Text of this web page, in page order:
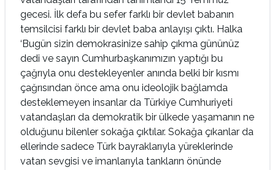
gecesi. İlk defa bu sefer farklı bir devlet babanın
temsilcisi farklı bir devlet baba anlayışı çıktı. Halka
‘Bugün sizin demokrasinize sahip çıkma gününüz
dedi ve sayın Cumhurbaşkanımızın yaptığı bu
çağrıyla onu destekleyenler anında belki bir kısmı
çağrısından önce ama onu ideolojik bağlamda
desteklemeyen insanlar da Türkiye Cumhuriyeti
vatandaşları da demokratik bir ülkede yaşamanın ne
olduğunu bilenler sokağa çıktılar. Sokağa çıkanlar da
ellerinde sadece Türk bayraklarıyla yüreklerinde
vatan sevgisi ve imanlarıyla tankların önünde